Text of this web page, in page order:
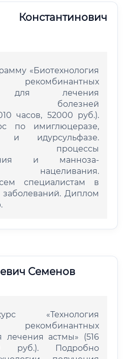
«Биотехнология
рекомбинантных
для лечения
болезней
часов, 52000 руб.).
по имиглюцеразе,
и идурсульфазе.
процессы
и манноза-
нацеливания.
специалистам в
заболеваний. Диплом
Семенов
«Технология
рекомбинантных
лечения астмы» (516
руб.). Подробно